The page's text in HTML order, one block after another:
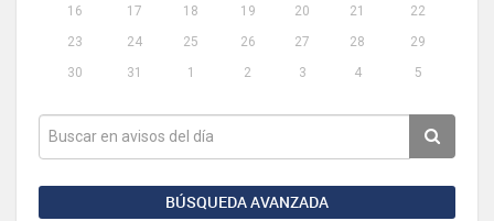
16
17 18 19 20 21
22
23
24 25 26 27 28
29
30
31 1 2 3 4 5
BÚSQUEDA AVANZADA